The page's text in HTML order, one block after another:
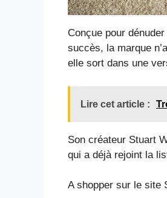
Conçue pour
succès, la marque
elle sort dans une
Lire cet article :
Son créateur Stuart
qui a déjà rejoint la
A shopper sur le site